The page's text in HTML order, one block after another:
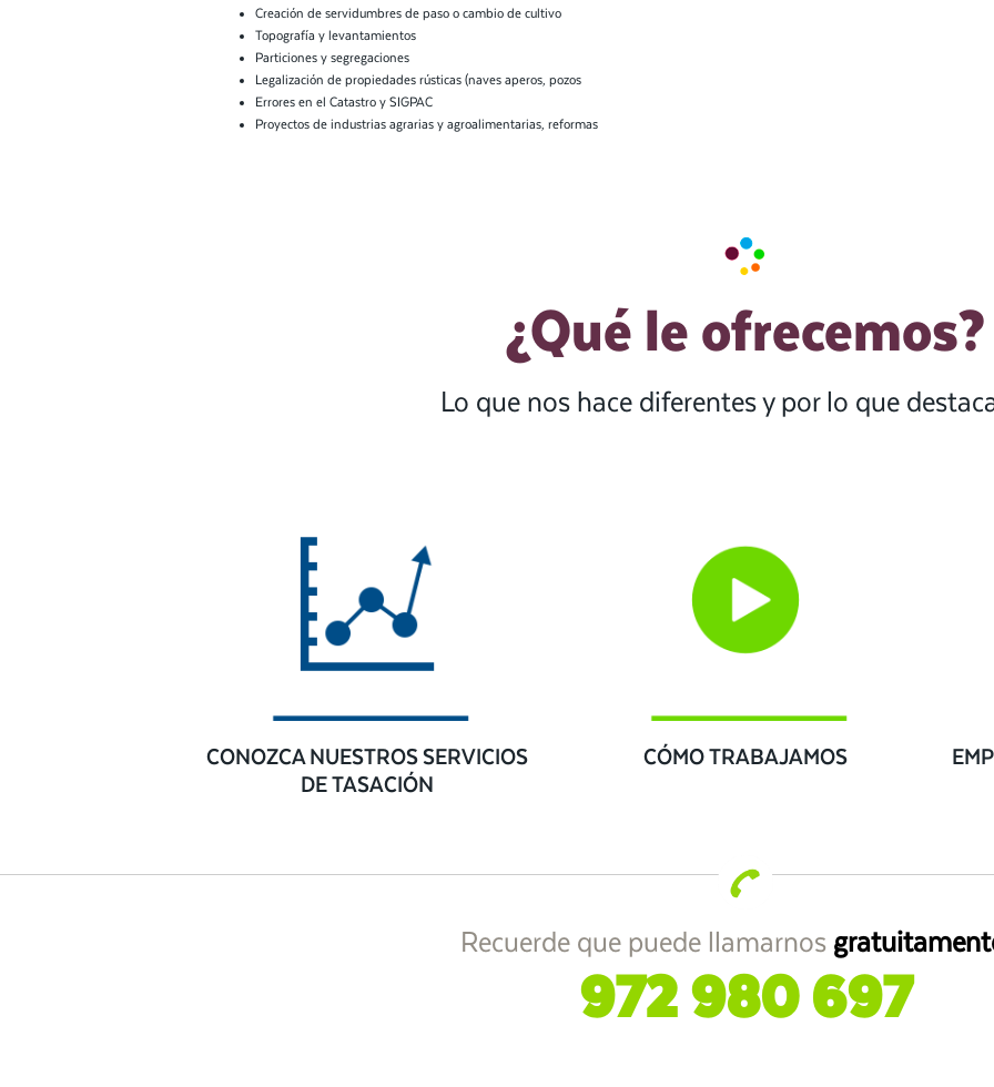
Creación de servidumbres de paso o cambio de cultivo
Topografía y levantamientos
Particiones y segregaciones
Legalización de propiedades rústicas (naves aperos, pozos
Errores en el Catastro y SIGPAC
Proyectos de industrias agrarias y agroalimentarias, reformas
¿Qué le ofrecemos?
Lo que nos hace diferentes y por lo que
CONOZCA NUESTROS SERVICIOS
DE TASACIÓN
CÓMO TRABAJAMOS
Recuerde que puede llamarnos
972 980 697